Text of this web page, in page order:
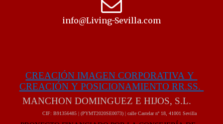
info@Living-Sevilla.com